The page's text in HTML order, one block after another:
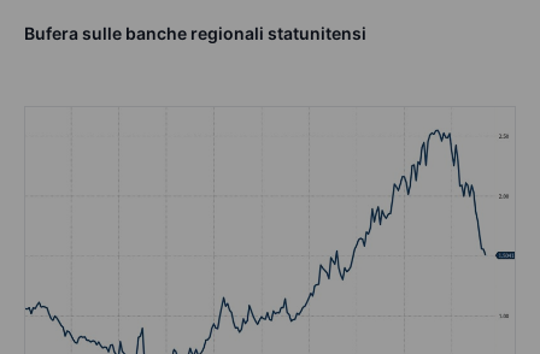
Bufera sulle banche regionali statunitensi